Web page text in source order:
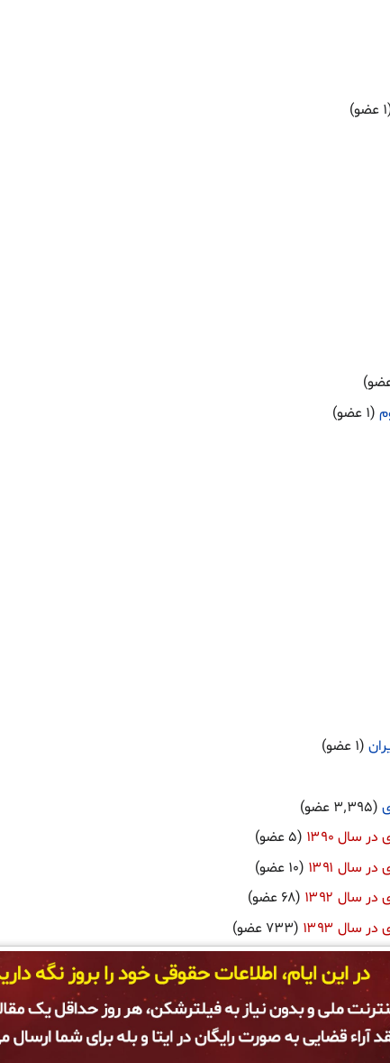
‎‏ (۱ عضو)
‎‏ (۱ عضو)
‎‏ (۳٬۳۹۵ عضو)
سال ۱۳۹۰
سال ۱۳۹۱
سال ۱۳۹۲
سال ۱۳۹۳
۱۳۹۴
۵۰تای بعدی ) ( ۲۰ ۵۰ ۵۰۰)